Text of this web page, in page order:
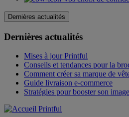
Dernières actualités
Dernières actualités
Mises à jour Printful
Conseils et tendances pour la
Comment créer sa marque de
Guide livraison e-commerce
Stratégies pour booster son